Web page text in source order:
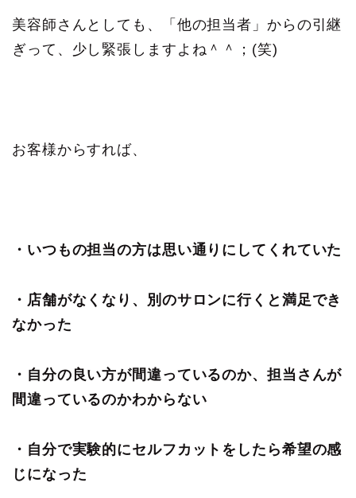
美容師さんとしても、「他の担当者」からの引継
ぎって、少し緊張しますよね＾＾；(笑)
お客様からすれば、
・いつもの担当の方は思い通りにしてくれていた
・店舗がなくなり、別のサロンに行くと満足でき
なかった
・自分の良い方が間違っているのか、担当さんが
間違っているのかわからない
・自分で実験的にセルフカットをしたら希望の感
じになった